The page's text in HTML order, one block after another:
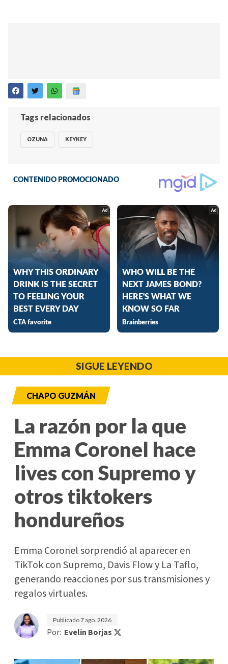
Tags relacionados
OZUNA KEYKEY
SIGUE LEYENDO
CHAPO GUZMÁN
La razón por la que
Emma Coronel hace
lives con Supremo y
otros tiktokers
hondureños
Emma Coronel sorprendió al aparecer en
TikTok con Supremo, Davis Flow y La Taflo,
generando reacciones por sus transmisiones y
regalos virtuales.
Publicado7 ago. 2026
Por: Evelin Borjas